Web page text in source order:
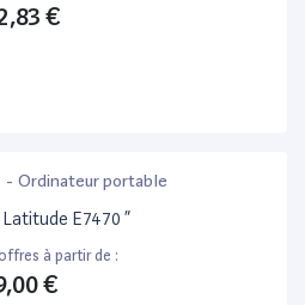
€
- Ordinateur portable
Latitude E7470 ”
à partir de :
€